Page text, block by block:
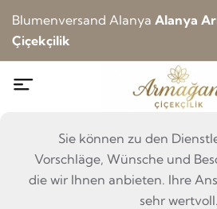
Blumenversand Alanya Alanya
Çiçekçilik
Sie können zu den
Vorschläge, Wünsche und
die wir Ihnen anbieten. Ihre
sehr wertvoll.